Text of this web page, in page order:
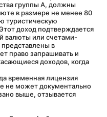
группы А, должны
в размере не менее 80
туристическую
доход подтверждается
валюты или счетами-
в
право запрашивать и
доходов, когда
не может документально
выше, отзывается